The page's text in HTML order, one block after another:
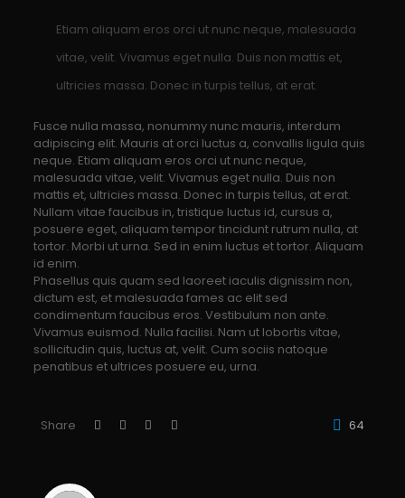
Etiam aliquam eros orci ut nunc neque, malesuada
vitae, velit. Vivamus eget nulla. Duis non mattis et,
ultricies massa. Donec in turpis tellus, at erat.
Fusce nulla massa, nonummy nunc mauris, interdum
adipiscing elit. Mauris at orci luctus a, convallis ligula quis
neque. Etiam aliquam eros orci ut nunc neque,
malesuada vitae, velit. Vivamus eget nulla. Duis non
mattis et, ultricies massa. Donec in turpis tellus, at erat.
Nullam vitae faucibus in, tristique luctus id, cursus a,
posuere eget, aliquam tempor tincidunt rutrum nulla, at
tortor. Morbi ut urna. Sed in enim luctus et tortor. Aliquam
id enim.
Phasellus quis quam sed laoreet iaculis dignissim non,
dictum est, et malesuada fames ac elit sed
condimentum faucibus eros. Vestibulum non ante.
Vivamus euismod. Nulla facilisi. Nam ut lobortis vitae,
sollicitudin quis, luctus at, velit. Cum sociis natoque
penatibus et ultrices posuere eu, urna.
Share 64